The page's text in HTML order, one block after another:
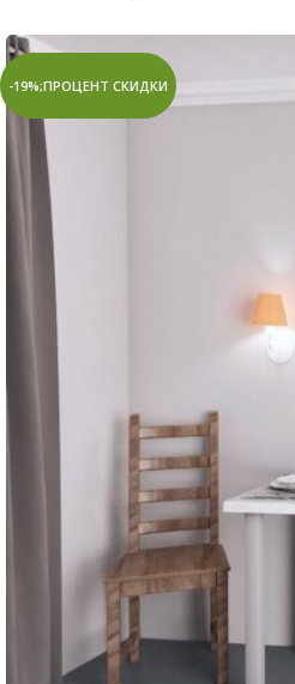
-19%;ПРОЦЕНТ СКИДКИ